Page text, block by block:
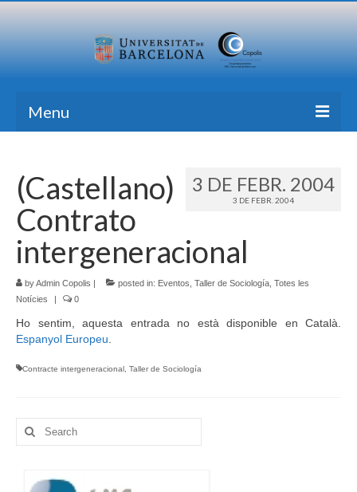
Menu
Recerca
Formació
Transferència
Publicacions
Totes les Notícies
3 DE FEBR. 2004
3 DE FEBR. 2004
(Castellano)
Contrato
intergeneracional
byAdmin Copolis | posted in: Eventos Taller de Sociología Totes les
Notícies
| 0
Ho sentim, aquesta entrada no està disponible en Català.
Espanyol Europeu
Contracte intergeneracional Taller de Sociología
Search
for: